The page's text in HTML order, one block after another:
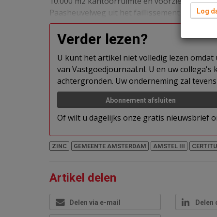
Paasheuvelweg uit het faillissement van
Verder lezen?
U kunt het artikel niet volledig lezen
van Vastgoedjournaal.nl. U en uw
achtergronden. Uw onderneming zal
Abonnement afsluiten
Of wilt u dagelijks onze gratis nieuwsbrief
ZINC GEMEENTE AMSTERDAM AMSTEL III
Artikel delen
Delen via e-mail Delen
Log